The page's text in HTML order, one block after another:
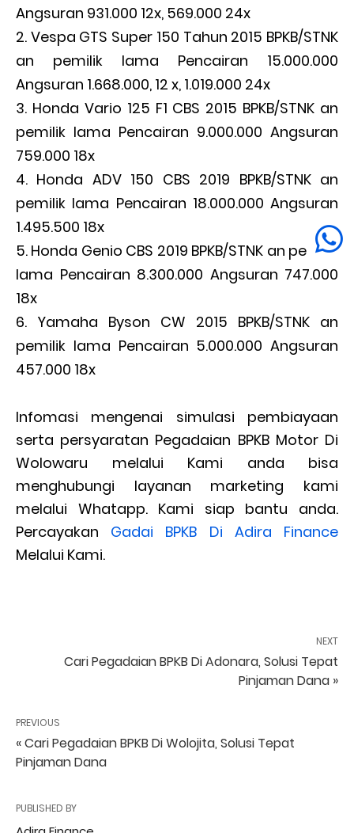
Angsuran 931.000 12x, 569.000 24x
Vespa GTS Super 150 Tahun 2015 BPKB/STNK
an pemilik lama Pencairan 15.000.000
Angsuran 1.668.000, 12 x, 1.019.000 24x
Honda Vario 125 F1 CBS 2015 BPKB/STNK an
pemilik lama Pencairan 9.000.000 Angsuran
759.000 18x
Honda ADV 150 CBS 2019 BPKB/STNK an
pemilik lama Pencairan 18.000.000 Angsuran
1.495.500 18x
Honda Genio CBS 2019 BPKB/STNK an pemilik
lama Pencairan 8.300.000 Angsuran 747.000
18x
Yamaha Byson CW 2015 BPKB/STNK an
pemilik lama Pencairan 5.000.000 Angsuran
457.000 18x
Infomasi mengenai simulasi pembiayaan
serta persyaratan Pegadaian BPKB Motor Di
Wolowaru melalui Kami anda bisa
menghubungi layanan marketing kami
melalui Whatapp. Kami siap bantu anda.
Percayakan Gadai BPKB Di Adira Finance
Melalui Kami.
NEXT
Cari Pegadaian BPKB Di Adonara, Solusi Tepat
Pinjaman Dana »
PREVIOUS
« Cari Pegadaian BPKB Di Wolojita, Solusi Tepat
Pinjaman Dana
PUBLISHED BY